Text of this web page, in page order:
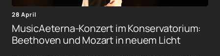
28 April
MusicAeterna-Konzert im Konservatorium:
Beethoven und Mozart in neuem Licht